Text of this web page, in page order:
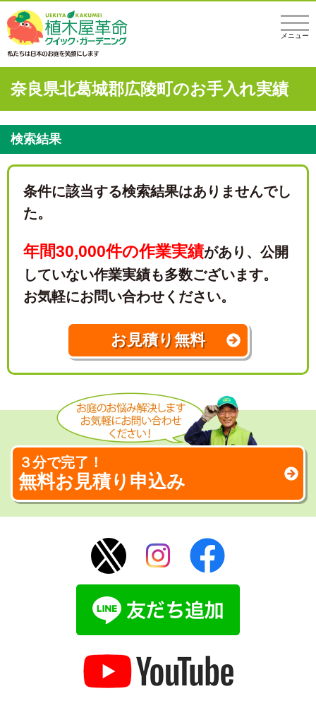
メニュー
奈良県北葛城郡広陵町のお手入れ実績
検索結果
条件に該当する検索結果はありませんでし
た。
年間30,000件の作業実績があり、 公開
していない作業実績も多数ございます。
お気軽にお問い合わせください。
お見積り無料
３分で完了！
無料お見積り申込み